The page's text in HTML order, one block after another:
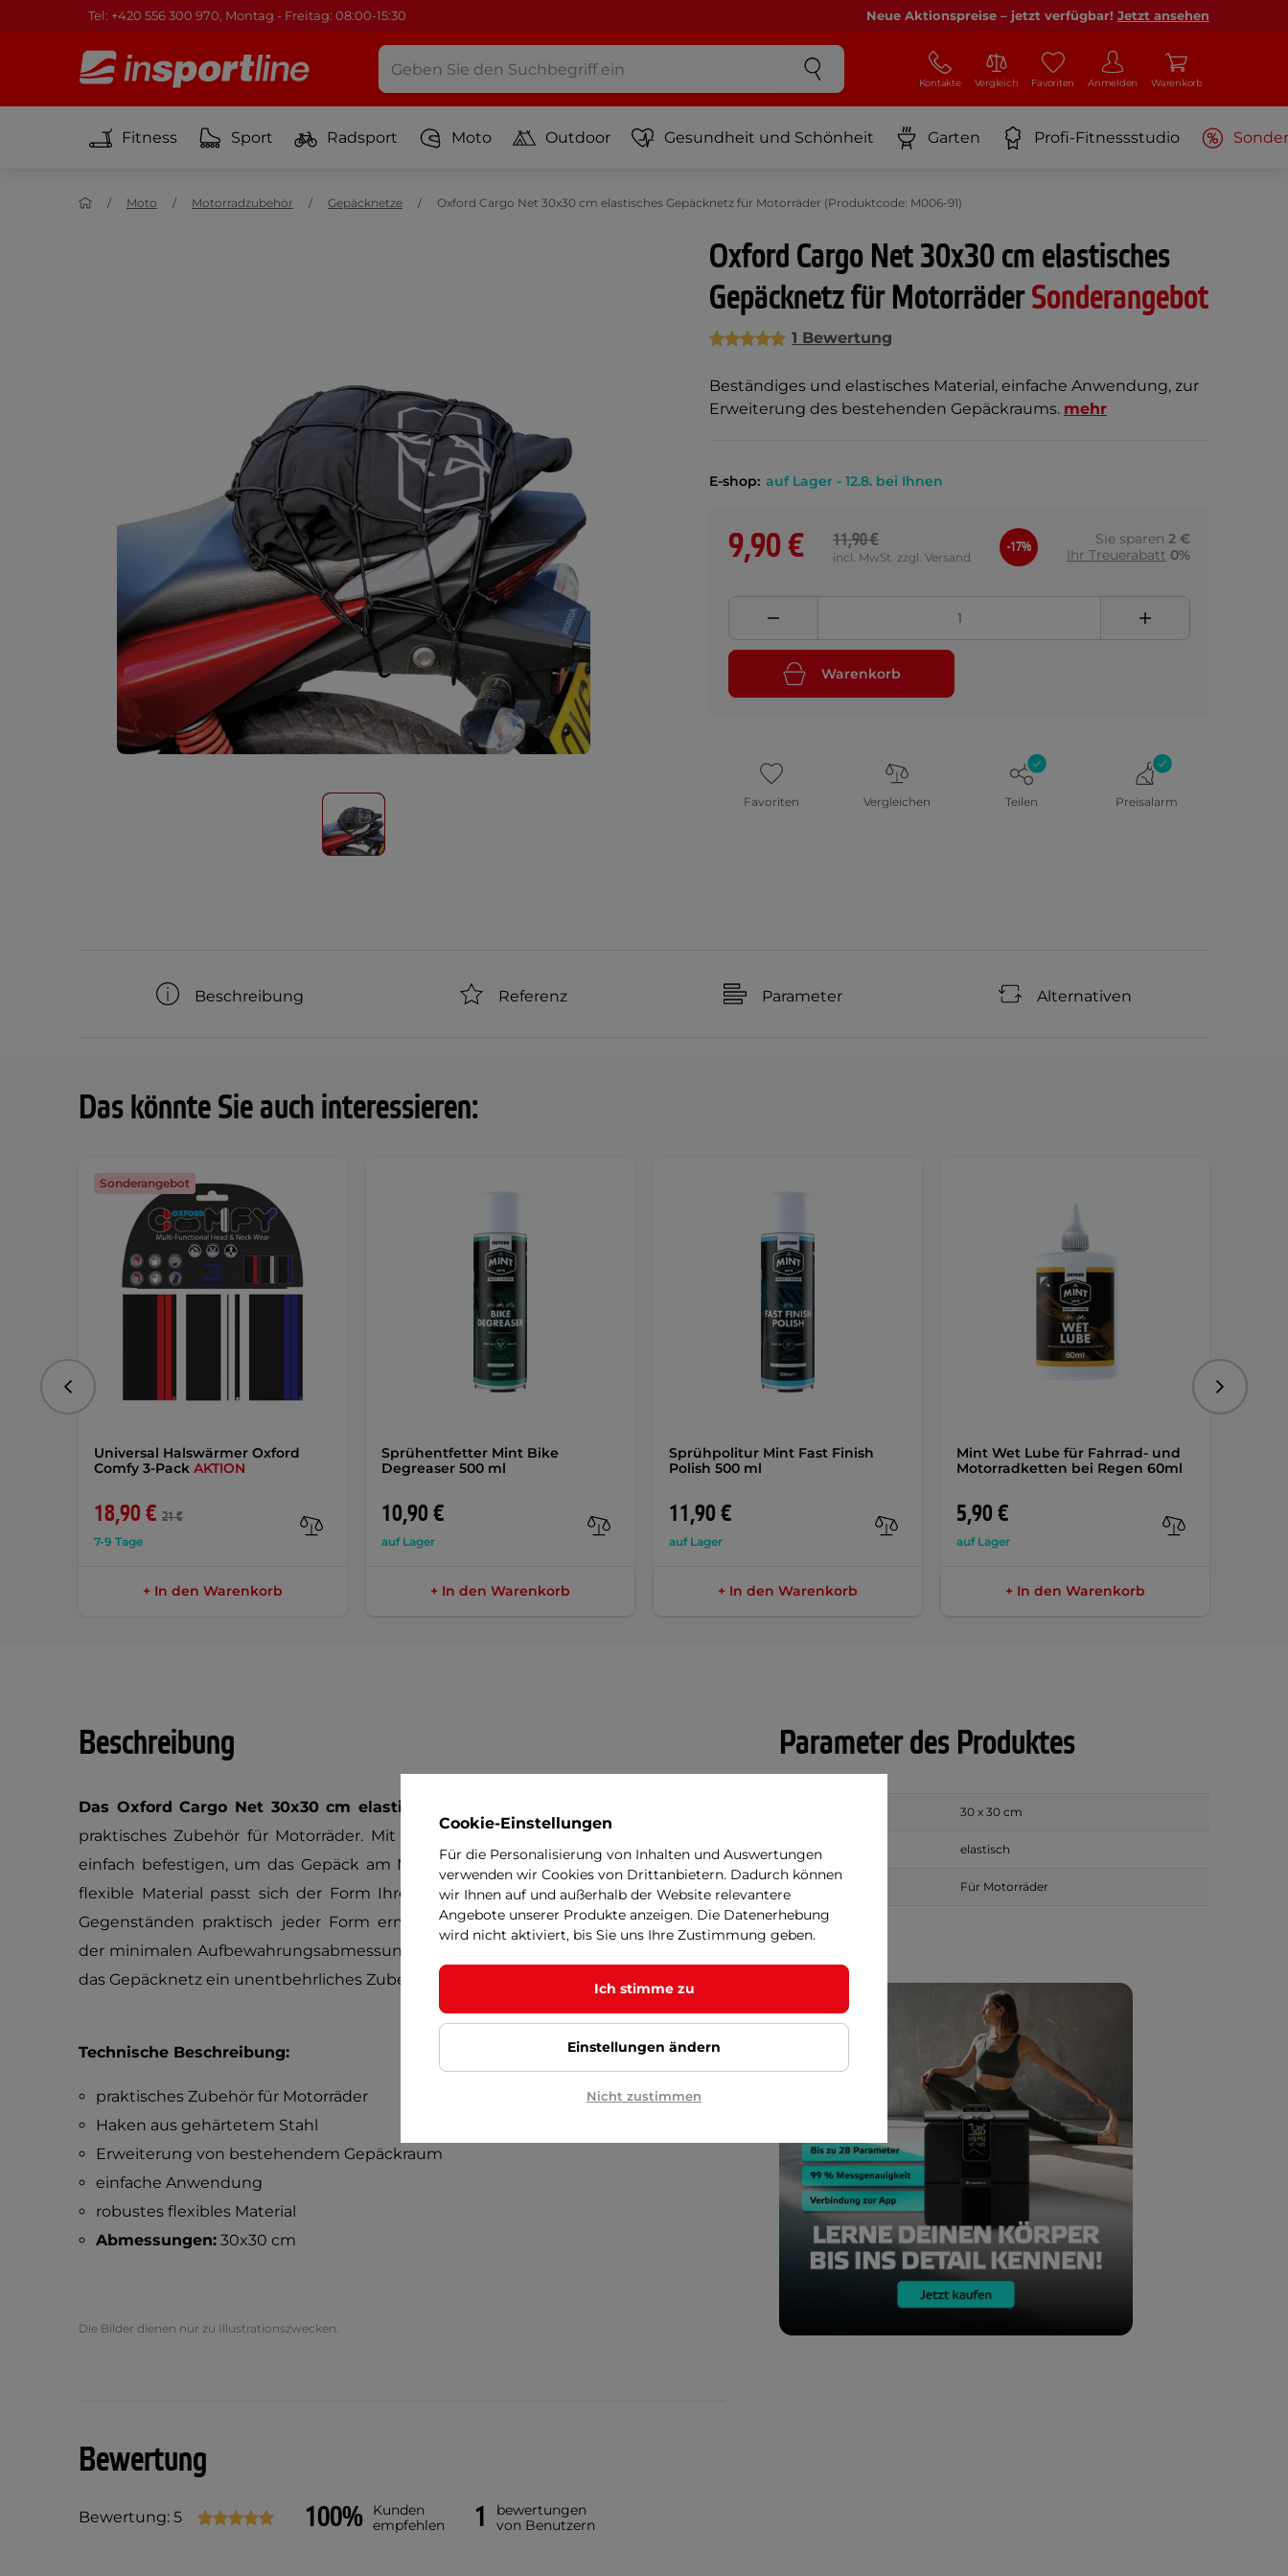
Tel: +420 556 300 970, Montag - Freitag: 08:00-15:30 Neue Aktionspreise – jetzt verfügbar! Jetzt ansehen
Kontakte Vergleich Favoriten Anmelden Warenkorb
Fitness Sport Radsport Moto Outdoor Gesundheit und Schönheit Garten Profi-Fitnessstudio
Moto Motorradzubehör Gepäcknetze Oxford Cargo Net 30x30 cm elastisches Gepäcknetz für Motorräder (Produktcode: M006-91)
Oxford Cargo Net 30x30 cm elastisches
Gepäcknetz für MotorräderSonderangebot
1 Bewertung
Beständiges und elastisches Material, einfache Anwendung, zur
Erweiterung des bestehenden Gepäckraums. mehr
E-shop: auf Lager - 12.8. bei Ihnen
9,90 € 11,90 €
incl. MwSt. zzgl. Versand
-17% Sie sparen 2 €
Ihr Treuerabatt 0%
Warenkorb
Favoriten Vergleichen Teilen Preisalarm
Beschreibung Referenz Parameter Alternativen
Das könnte Sie auch interessieren:
Universal Halswärmer Oxford
Comfy 3-Pack AKTION
18,90 € 21 €
7-9 Tage
Sonderangebot
+ In den Warenkorb
Sprühentfetter Mint Bike
Degreaser 500 ml
10,90 €
auf Lager
+ In den Warenkorb
Sprühpolitur Mint Fast Finish
Polish 500 ml
11,90 €
auf Lager
+ In den Warenkorb
Mint Wet Lube für Fahrrad- und
Motorradketten bei Regen 60ml
5,90 €
auf Lager
+ In den Warenkorb
vorhergehend Folgend
Beschreibung
Das Oxford Cargo Net 30x30 cm elastische Gepäcknetz für Motorräder
praktisches Zubehör für Motorräder. Mit Hilfe von Stahlhaken lässt sich das Netz
einfach befestigen, um das Gepäck am Motorrad zu sichern. Das beständige und
flexible Material passt sich der Form Ihres Gepäcks an, was die Befestigung von
Gegenständen praktisch jeder Form ermöglicht. Aufgrund dieser Eigenschaften,
der minimalen Aufbewahrungsabmessungen und den beständigen Materialien, ist
das Gepäcknetz ein unentbehrliches Zubehör auf Reisen.
Technische Beschreibung:
praktisches Zubehör für Motorräder
Haken aus gehärtetem Stahl
Erweiterung von bestehendem Gepäckraum
einfache Anwendung
robustes flexibles Material
Abmessungen:30x30 cm
Die Bilder dienen nur zu Illustrationszwecken.
Bewertung
Bewertung: 5 100%
Kunden
empfehlen
1
bewertungen
von Benutzern
Parameter des Produktes
30 x 30 cm
Material elastisch
Für Motorräder
Cookie-Einstellungen
Für die Personalisierung von Inhalten und Auswertungen
verwenden wir Cookies von Drittanbietern. Dadurch können
wir Ihnen auf und außerhalb der Website relevantere
Angebote unserer Produkte anzeigen. Die Datenerhebung
wird nicht aktiviert, bis Sie uns Ihre Zustimmung geben.
Ich stimme zu
Einstellungen ändern
Nicht zustimmen